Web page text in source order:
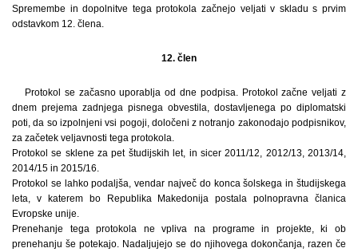
Spremembe in dopolnitve tega protokola začnejo veljati v skladu s prvim
odstavkom 12. člena.
12. člen
Protokol se začasno uporablja od dne podpisa. Protokol začne veljati z
dnem prejema zadnjega pisnega obvestila, dostavljenega po diplomatski
poti, da so izpolnjeni vsi pogoji, določeni z notranjo zakonodajo podpisnikov,
za začetek veljavnosti tega protokola.
Protokol se sklene za pet študijskih let, in sicer 2011/12, 2012/13, 2013/14,
2014/15 in 2015/16.
Protokol se lahko podaljša, vendar največ do konca šolskega in študijskega
leta, v katerem bo Republika Makedonija postala polnopravna članica
Evropske unije.
Prenehanje tega protokola ne vpliva na programe in projekte, ki ob
prenehanju še potekajo. Nadaljujejo se do njihovega dokončanja, razen če